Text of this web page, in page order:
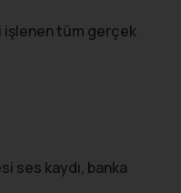
işlenen tüm gerçek
ses kaydı, banka